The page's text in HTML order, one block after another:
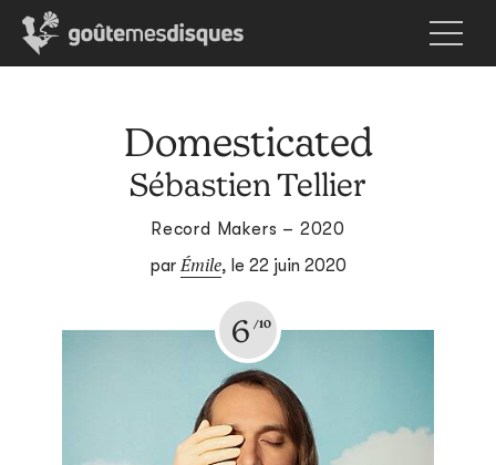
Domesticated
Sébastien Tellier
Record Makers – 2020
parÉmile, le 22 juin 2020
6